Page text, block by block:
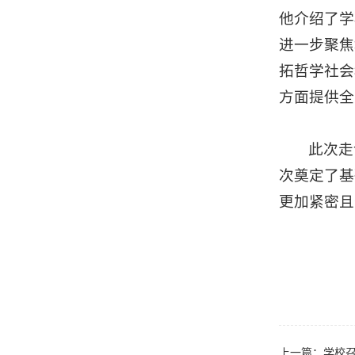
他介绍了
进一步聚
拓哲学社
方面提供
此次
次奠定了
更加紧密